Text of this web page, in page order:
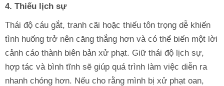
4. Thiếu lịch sự
Thái độ cáu gắt, tranh cãi hoặc thiếu tôn trọng dễ khiến
tình huống trở nên căng thẳng hơn và có thể biến một lời
cảnh cáo thành biên bản xử phạt. Giữ thái độ lịch sự,
hợp tác và bình tĩnh sẽ giúp quá trình làm việc diễn ra
nhanh chóng hơn. Nếu cho rằng mình bị xử phạt oan,